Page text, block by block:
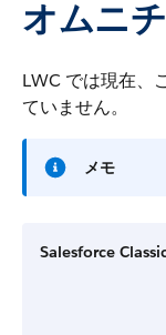
オムニ
LWC では現在、
ていません。
メモ
Salesforce